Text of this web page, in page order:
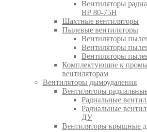
Вентиляторы
ВР 80-75Н
Шахтные вентиляторы
Пылевые вентиляторы
Вентиляторы
Вентиляторы
Вентиляторы
Комплектующие к
вентиляторам
Вентиляторы дымоудаления
Вентиляторы
Радиальные
Радиальные
ДУ
Вентиляторы крышные